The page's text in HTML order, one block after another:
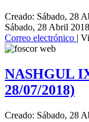
Creado: Sábado, 28
Sábado, 28 Abril
Correo electrónico |
NASHGUL
28/07/2018)
Creado: Sábado, 28